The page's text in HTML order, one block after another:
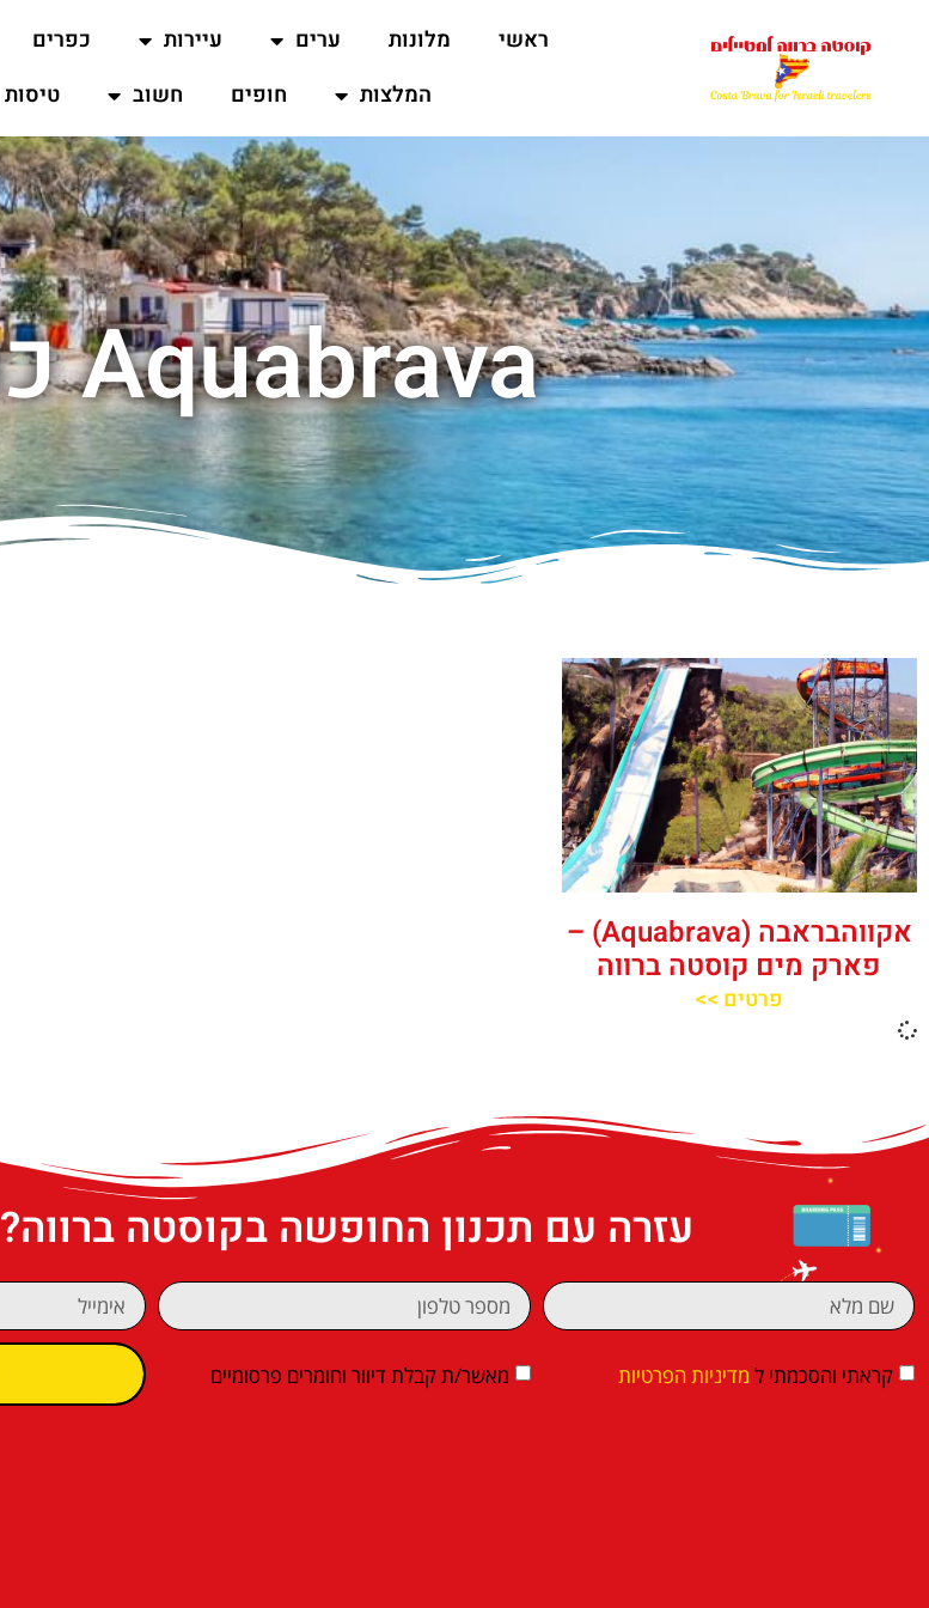
ראשי מלונות ערים עיירות כפרים
המלצות
חופים חשוב טיסות
Aquabrava כרטיסים
אקווהבראבה (Aquabrava) –
פארק מים קוסטה ברווה
פרטים >>
עזרה עם תכנון החופשה בקוסטה ברווה?
קראתי והסכמתי ל מדיניות הפרטיות מאשר/ת קבלת דיוור וחומרים פרסומיים